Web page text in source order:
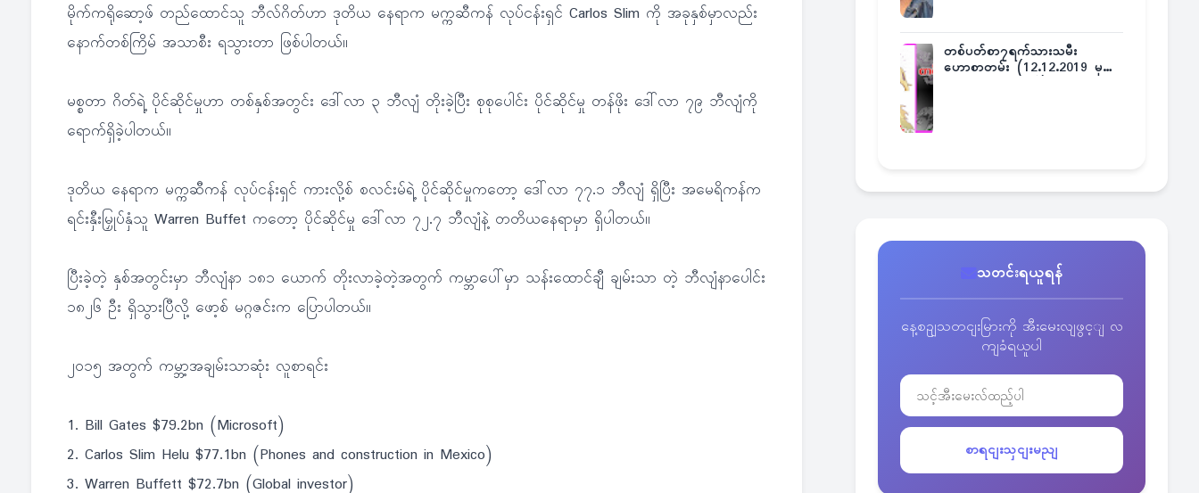
မိုက်ကရိုဆော့ဖ် တည်ထောင်သူ ဘီလ်ဂိတ်ဟာ ဒုတိယ နေရာက မက္ကဆီကန် လုပ်ငန်းရှင် Carlos Slim ကို အခုနှစ်မှာလည်း
နောက်တစ်ကြိမ် အသာစီး ရသွားတာ ဖြစ်ပါတယ်။
မစ္စတာ ဂိတ်ရဲ့ ပိုင်ဆိုင်မှုဟာ တစ်နှစ်အတွင်း ဒေါ်လာ ၃ ဘီလျံ တိုးခဲ့ပြီး စုစုပေါင်း ပိုင်ဆိုင်မှု တန်ဖိုး ဒေါ်လာ ၇၉ ဘီလျံကို
ရောက်ရှိခဲ့ပါတယ်။
ဒုတိယ နေရာက မက္ကဆီကန် လုပ်ငန်းရှင် ကားလို့စ် စလင်းမ်ရဲ့ ပိုင်ဆိုင်မှုကတော့ ဒေါ်လာ ၇၇.၁ ဘီလျံ ရှိပြီး အမေရိကန်က
ရင်းနှီးမြှုပ်နှံသူ Warren Buffet ကတော့ ပိုင်ဆိုင်မှု ဒေါ်လာ ၇၂.၇ ဘီလျံနဲ့ တတိယနေရာမှာ ရှိပါတယ်။
ပြီးခဲ့တဲ့ နှစ်အတွင်းမှာ ဘီလျံနာ ၁၈၁ ယောက် တိုးလာခဲ့တဲ့အတွက် ကမ္ဘာပေါ်မှာ သန်းထောင်ချီ ချမ်းသာ တဲ့ ဘီလျံနာပေါင်း
၁၈၂၆ ဦး ရှိသွားပြီလို့ ဖော့စ် မဂ္ဂဇင်းက ပြောပါတယ်။
၂၀၁၅ အတွက် ကမ္ဘာ့အချမ်းသာဆုံး လူစာရင်း
1. Bill Gates $79.2bn (Microsoft)
2. Carlos Slim Helu $77.1bn (Phones and construction in Mexico)
3. Warren Buffett $72.7bn (Global investor)
တစ်ပတ်စာ၇ရက်သားသမီး
ဟောစာတမ်း (12.12.2019 မှ
သတင်းရယူရန်
နေ့စဥျသတငျးမြားကို အီးမေးလျဖွင့ျ လ
ကျခံရယူပါ
စာရငျးသှငျးမညျ